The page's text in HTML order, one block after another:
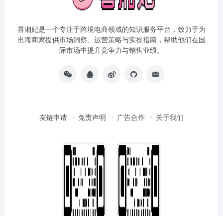
喜湘妃是一个专注于跨境电商领域的知识服务平台，致力于为
出海商家提供市场洞察、运营策略与实操指南，帮助他们在国
际市场中提升竞争力与销售业绩。
友链申请 免责声明 广告合作 关于我们